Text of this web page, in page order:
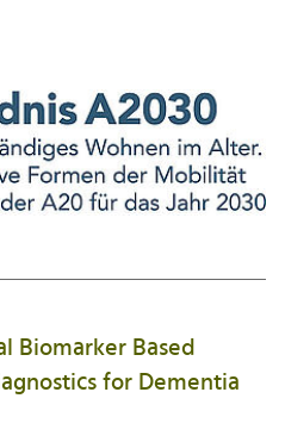
Biomarker Based
for Dementia